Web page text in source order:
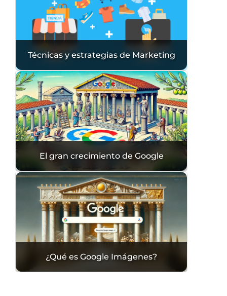
Técnicas y estrategias de Marketing
El gran crecimiento de Google
¿Qué es Google Imágenes?